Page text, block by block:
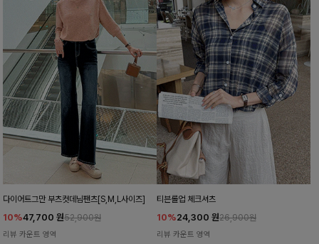
다이어트그만 부츠컷데님팬츠[S,M,L사이즈]
10%47,700 원52,900원
리뷰 카운트 영역
티븐롤업 체크셔츠
10%24,300 원26,900원
리뷰 카운트 영역